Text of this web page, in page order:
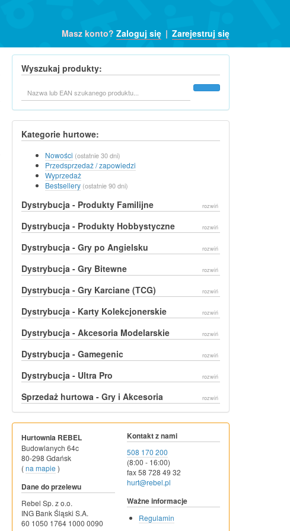
Masz konto? Zaloguj się | Zarejestruj się
Wyszukaj produkty:
Kategorie hurtowe:
Nowości (ostatnie 30 dni)
Przedsprzedaż / zapowiedzi
Wyprzedaż
Bestsellery (ostatnie 90 dni)
Dystrybucja - Produkty Familijne rozwiń
Dystrybucja - Produkty Hobbystyczne rozwiń
Dystrybucja - Gry po Angielsku rozwiń
Dystrybucja - Gry Bitewne rozwiń
Dystrybucja - Gry Karciane (TCG) rozwiń
Dystrybucja - Karty Kolekcjonerskie rozwiń
Dystrybucja - Akcesoria Modelarskie rozwiń
Dystrybucja - Gamegenic rozwiń
Dystrybucja - Ultra Pro rozwiń
Sprzedaż hurtowa - Gry i Akcesoria rozwiń
Hurtownia REBEL
Budowlanych 64c
80-298 Gdańsk
(na mapie )
Dane do przelewu
Rebel Sp. z o.o.
ING Bank Śląski S.A.
60 1050 1764 1000 0090
Kontakt z nami
508 170 200
(8:00 - 16:00)
fax 58 728 49 32
hurt@rebel.pl
Ważne informacje
Regulamin